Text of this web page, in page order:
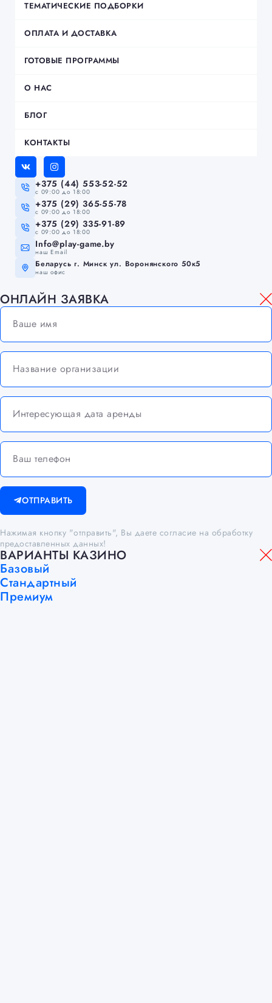
ТЕМАТИЧЕСКИЕ ПОДБОРКИ
ОПЛАТА И ДОСТАВКА
ГОТОВЫЕ ПРОГРАММЫ
О НАС
БЛОГ
КОНТАКТЫ
+375 (44) 553-52-52
c 09:00 до 18:00
+375 (29) 365-55-78
c 09:00 до 18:00
+375 (29) 335-91-89
c 09:00 до 18:00
Info@play-game.by
наш Email
Беларусь г. Минск ул. Воронянского 50к5
наш офис
ОНЛАЙН ЗАЯВКА
ОТПРАВИТЬ
Нажимая кнопку "отправить", Вы даете согласие на обработку
предоставленных данных!
ВАРИАНТЫ КАЗИНО
Базовый
Стандартный
Премиум